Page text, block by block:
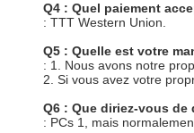
Q4 : Quel paiement
: TTT Western Union.
Q5 : Quelle est votre
: 1. Nous avons notre
2. Si vous avez votre
Q6 : Que diriez-vous de
: PCs 1, mais